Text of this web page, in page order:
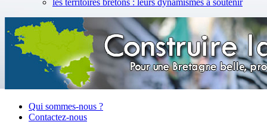
les territoires bretons : leurs dynamismes à soutenir
Qui sommes-nous ?
Contactez-nous